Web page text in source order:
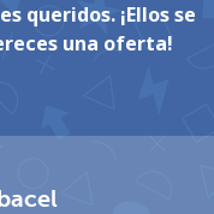
queridos. ¡Ellos se
una oferta!